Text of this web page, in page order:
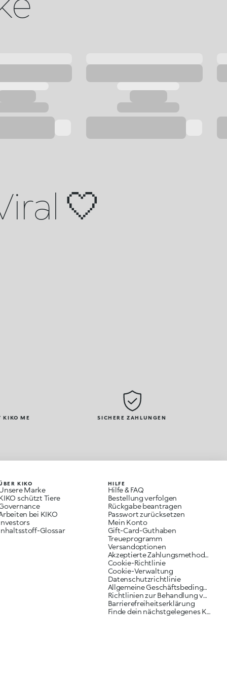
🤍
KIKO ME SICHERE ZAHLUNGEN
KIKO
Marke
schützt Tiere
bei KIKO
Glossar
HILFE
Hilfe & FAQ
Bestellung verfolgen
Rückgabe beantragen
Passwort zurücksetzen
Mein Konto
Gift-Card-Guthaben
Treueprogramm
Versandoptionen
Akzeptierte Zahlungsmethoden
Cookie-Richtlinie
Cookie-Verwaltung
Datenschutzrichtlinie
Allgemeine Geschäftsbedingungen
Richtlinien zur Behandlung von Reklamationen
Barrierefreiheitserklärung
Finde dein nächstgelegenes KIKO Geschäft